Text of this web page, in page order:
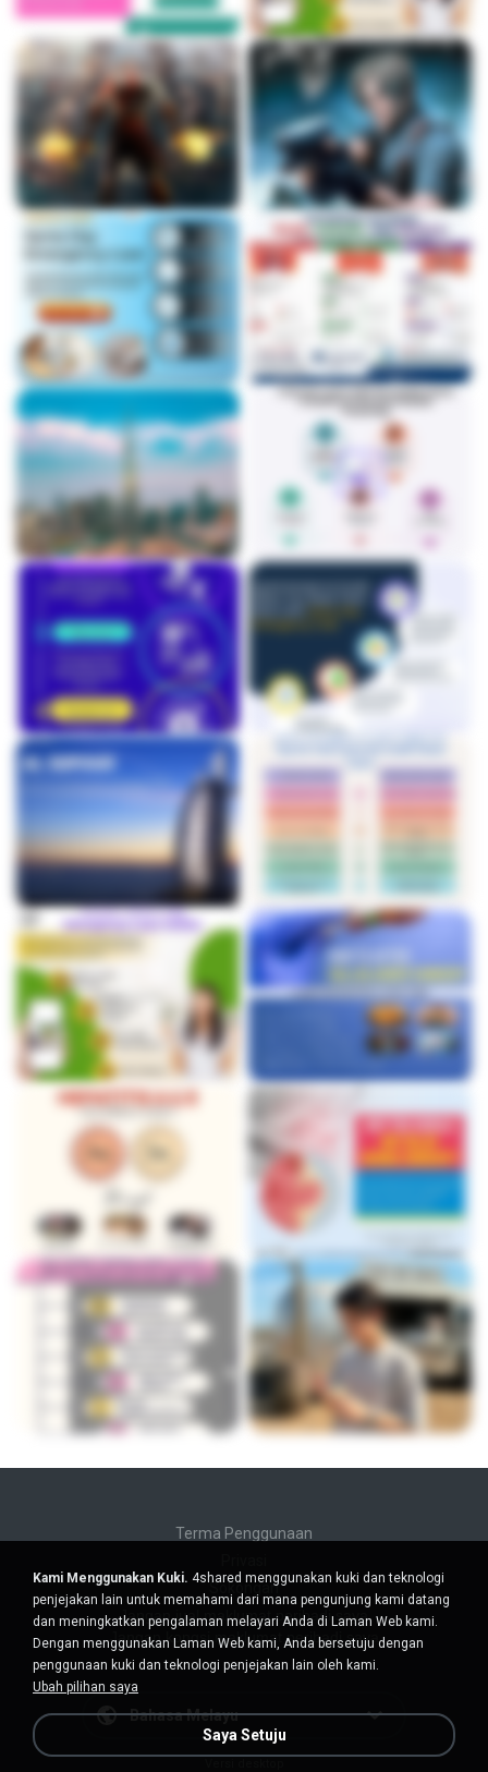
Terma Penggunaan
Sokongan
Jangan jual maklumat peribadi saya
Jangan kongsi maklumat peribadi saya
Bahasa Melayu
Kami Menggunakan Kuki. 4shared menggunakan kuki dan teknologi
penjejakan lain untuk memahami dari mana pengunjung kami datang
dan meningkatkan pengalaman melayari Anda di Laman Web kami.
Dengan menggunakan Laman Web kami, Anda bersetuju dengan
penggunaan kuki dan teknologi penjejakan lain oleh kami.
Ubah pilihan saya
Saya Setuju